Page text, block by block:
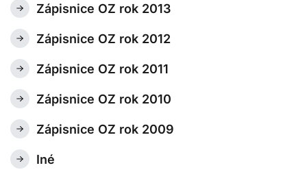
Zápisnice OZ rok 2013
Zápisnice OZ rok 2012
Zápisnice OZ rok 2011
Zápisnice OZ rok 2010
Zápisnice OZ rok 2009
Iné